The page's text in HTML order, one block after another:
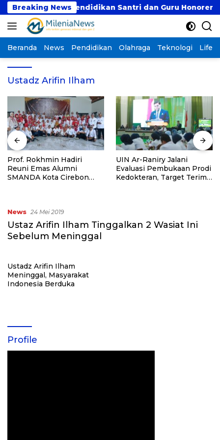
Langsung
ke
konten
Breaking News
Dukung Pendidikan Santri dan Guru Honorer
Beranda News Pendidikan Olahraga Teknologi
Ustadz Arifin Ilham
Prof. Rokhmin Hadiri
Reuni Emas Alumni
SMANDA Kota Cirebon
UIN Ar-Raniry Jalani
Evaluasi Pembukaan Prodi
Kedokteran, Target Terima
News 24 Mei 2019
Ustaz Arifin Ilham Tinggalkan 2 Wasiat Ini
Sebelum Meninggal
Ustadz Arifin Ilham
Meninggal, Masyarakat
Indonesia Berduka
Profile